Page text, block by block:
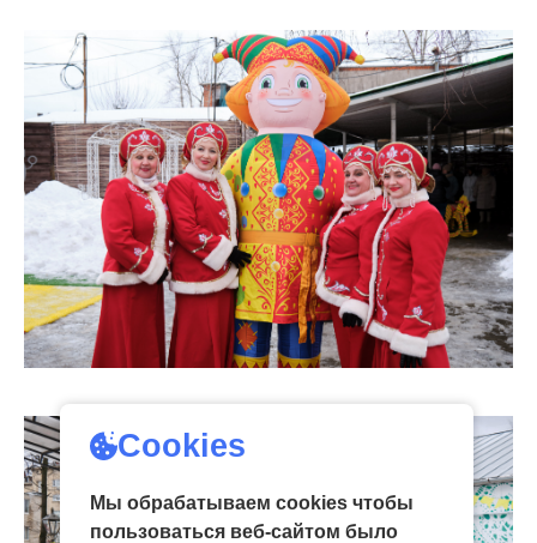
Cookies
Мы обрабатываем cookies чтобы
пользоваться веб-сайтом было